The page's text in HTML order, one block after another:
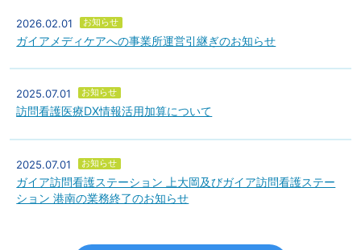
2026.02.01 お知らせ
ガイアメディケアへの事業所運営引継ぎのお知らせ
2025.07.01 お知らせ
訪問看護医療DX情報活用加算について
2025.07.01 お知らせ
ガイア訪問看護ステーション 上大岡及びガイア訪問看護ステー
ション 港南の業務終了のお知らせ